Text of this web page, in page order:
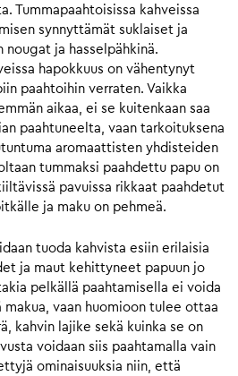
Tummapaahtoisissa kahveissa
synnyttämät suklaiset ja
ja hasselpähkinä.
hapokkuus on vähentynyt
paahtoihin verraten. Vaikka
aikaa, ei se kuitenkaan saa
paahtuneelta, vaan tarkoituksena
aromaattisten yhdisteiden
tummaksi paahdettu papu on
pavuissa rikkaat paahdetut
ja maku on pehmeä.
tuoda kahvista esiin erilaisia
ja maut kehittyneet papuun jo
pelkällä paahtamisella ei voida
vaan huomioon tulee ottaa
kahvin lajike sekä kuinka se on
voidaan siis paahtamalla vain
ominaisuuksia niin, että